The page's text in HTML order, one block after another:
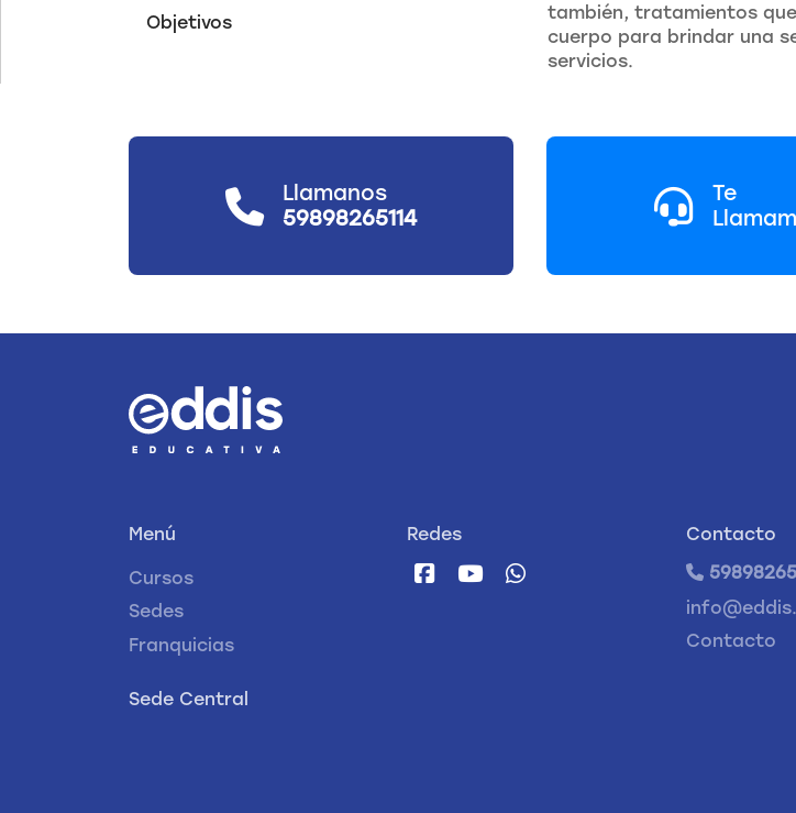
Objetivos
también, tratamientos
cuerpo para brindar una
servicios.
Llamanos
59898265114
Te
Menú
Cursos
Sedes
Franquicias
Redes
Contacto
Contacto
Sede Central